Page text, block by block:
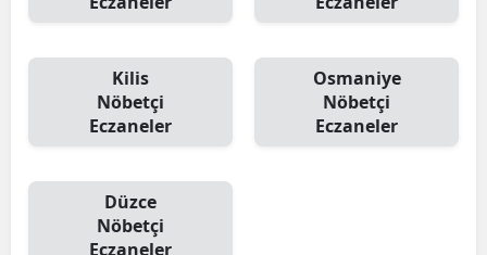
Kilis
Nöbetçi
Eczaneler
Osmaniye
Nöbetçi
Eczaneler
Düzce
Nöbetçi
Eczaneler